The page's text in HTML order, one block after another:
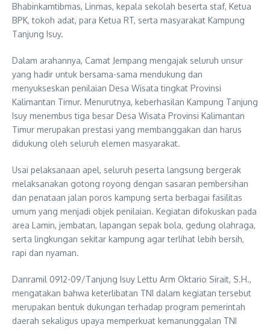
Bhabinkamtibmas, Linmas, kepala sekolah beserta staf, Ketua
BPK, tokoh adat, para Ketua RT, serta masyarakat Kampung
Tanjung Isuy.
Dalam arahannya, Camat Jempang mengajak seluruh unsur
yang hadir untuk bersama-sama mendukung dan
menyukseskan penilaian Desa Wisata tingkat Provinsi
Kalimantan Timur. Menurutnya, keberhasilan Kampung Tanjung
Isuy menembus tiga besar Desa Wisata Provinsi Kalimantan
Timur merupakan prestasi yang membanggakan dan harus
didukung oleh seluruh elemen masyarakat.
Usai pelaksanaan apel, seluruh peserta langsung bergerak
melaksanakan gotong royong dengan sasaran pembersihan
dan penataan jalan poros kampung serta berbagai fasilitas
umum yang menjadi objek penilaian. Kegiatan difokuskan pada
area Lamin, jembatan, lapangan sepak bola, gedung olahraga,
serta lingkungan sekitar kampung agar terlihat lebih bersih,
rapi dan nyaman.
Danramil 0912-09/Tanjung Isuy Lettu Arm Oktario Sirait, S.H.,
mengatakan bahwa keterlibatan TNI dalam kegiatan tersebut
merupakan bentuk dukungan terhadap program pemerintah
daerah sekaligus upaya memperkuat kemanunggalan TNI